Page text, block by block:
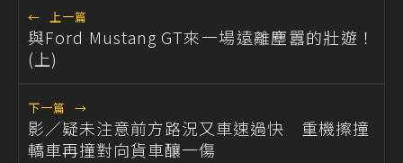
← 上一篇
與Ford Mustang GT來一場遠離塵囂的壯遊！
(上)
下一篇 →
影／疑未注意前方路況又車速過快 重機擦撞
轎車再撞對向貨車釀一傷